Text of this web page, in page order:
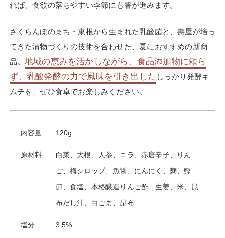
れば、食欲の落ちやすい季節にも箸が進みます。
さくらんぼのまち・東根から生まれた乳酸菌と、壽屋が培っ
てきた漬物づくりの技術を合わせた、夏におすすめの新商
品。 地域の恵みを活かしながら、食品添加物に頼ら
ず、乳酸発酵の力で風味を引き出した しっかり発酵キ
ムチを、ぜひ食卓でお楽しみください。
内容量 120g
原材料
白菜、大根、人参、ニラ、赤唐辛子、りん
ご、梅シロップ、魚醤、にんにく、麹、鰹
節、食塩、本格醸造りんご酢、生姜、米、昆
布だし汁、白ごま、昆布
塩分 3.5%